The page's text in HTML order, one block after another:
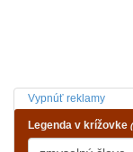
Vypnúť reklamy
Legenda v krížovke